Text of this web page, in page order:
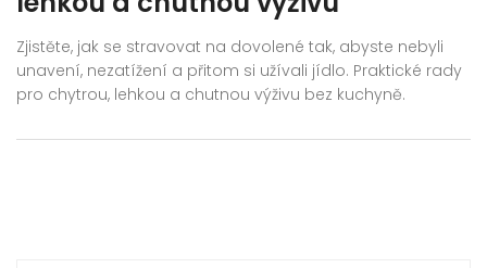
Zjistěte, jak se stravovat na dovolené tak, abyste nebyli
unavení, nezatížení a přitom si užívali jídlo. Praktické rady
pro chytrou, lehkou a chutnou výživu bez kuchyně.